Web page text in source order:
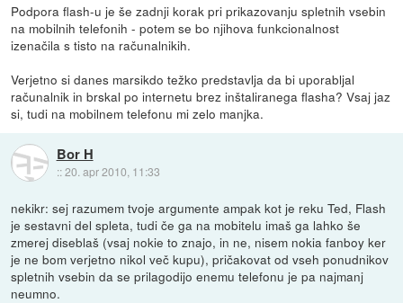
Podpora flash-u je še zadnji korak pri prikazovanju spletnih vsebin
na mobilnih telefonih - potem se bo njihova funkcionalnost
izenačila s tisto na računalnikih.
Verjetno si danes marsikdo težko predstavlja da bi uporabljal
računalnik in brskal po internetu brez inštaliranega flasha? Vsaj jaz
si, tudi na mobilnem telefonu mi zelo manjka.
Bor H
::20. apr 2010, 11:33
nekikr: sej razumem tvoje argumente ampak kot je reku Ted, Flash
je sestavni del spleta, tudi če ga na mobitelu imaš ga lahko še
zmerej diseblaš (vsaj nokie to znajo, in ne, nisem nokia fanboy ker
je ne bom verjetno nikol več kupu), pričakovat od vseh ponudnikov
spletnih vsebin da se prilagodijo enemu telefonu je pa najmanj
neumno.